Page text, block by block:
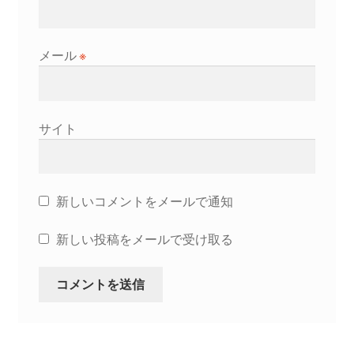
メール※
サイト
新しいコメントをメールで通知
新しい投稿をメールで受け取る